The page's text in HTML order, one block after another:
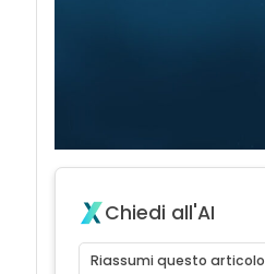
Chiedi all'AI
Riassumi questo articolo